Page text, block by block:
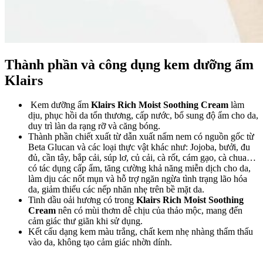
Thành phần và công dụng kem dưỡng ẩm
Klairs
Kem dưỡng ẩm Klairs Rich Moist Soothing Cream làm
dịu, phục hồi da tổn thương, cấp nước, bổ sung độ ẩm cho da,
duy trì làn da rạng rỡ và căng bóng.
Thành phần chiết xuất từ dẫn xuất nấm nem có nguồn gốc từ
Beta Glucan và các loại thực vật khác như: Jojoba, bưởi, đu
đủ, cần tây, bắp cải, súp lơ, củ cải, cà rốt, cám gạo, cà chua…
có tác dụng cấp ẩm, tăng cường khả năng miễn dịch cho da,
làm dịu các nốt mụn và hỗ trợ ngăn ngừa tình trạng lão hóa
da, giảm thiểu các nếp nhăn nhẹ trên bề mặt da.
Tinh dầu oải hương có trong Klairs Rich Moist Soothing
Cream nên có mùi thơm dễ chịu của thảo mộc, mang đến
cảm giác thư giãn khi sử dụng.
Kết cấu dạng kem màu trắng, chất kem nhẹ nhàng thẩm thấu
vào da, không tạo cảm giác nhờn dính.